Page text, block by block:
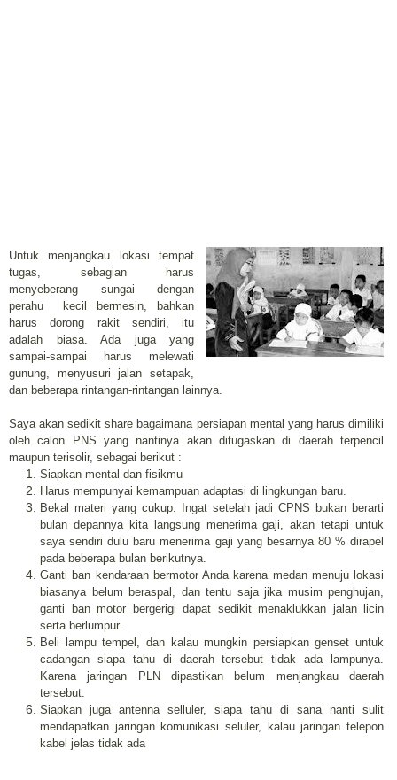
Untuk menjangkau lokasi tempat
tugas, sebagian harus
menyeberang sungai dengan
perahu kecil bermesin, bahkan
harus dorong rakit sendiri, itu
adalah biasa. Ada juga yang
sampai-sampai harus melewati
gunung, menyusuri jalan setapak,
dan beberapa rintangan-rintangan lainnya.
Saya akan sedikit share bagaimana persiapan mental yang harus dimiliki
oleh calon PNS yang nantinya akan ditugaskan di daerah terpencil
maupun terisolir, sebagai berikut :
Siapkan mental dan fisikmu
Harus mempunyai kemampuan adaptasi di lingkungan baru.
Bekal materi yang cukup. Ingat setelah jadi CPNS bukan berarti
bulan depannya kita langsung menerima gaji, akan tetapi untuk
saya sendiri dulu baru menerima gaji yang besarnya 80 % dirapel
pada beberapa bulan berikutnya.
Ganti ban kendaraan bermotor Anda karena medan menuju lokasi
biasanya belum beraspal, dan tentu saja jika musim penghujan,
ganti ban motor bergerigi dapat sedikit menaklukkan jalan licin
serta berlumpur.
Beli lampu tempel, dan kalau mungkin persiapkan genset untuk
cadangan siapa tahu di daerah tersebut tidak ada lampunya.
Karena jaringan PLN dipastikan belum menjangkau daerah
tersebut.
Siapkan juga antenna selluler, siapa tahu di sana nanti sulit
mendapatkan jaringan komunikasi seluler, kalau jaringan telepon
kabel jelas tidak ada